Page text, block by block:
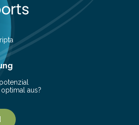
um das Zehn- bis
Exkurs zurück in die Schulzeit:
beschreibt, wie viel Energie in
benötigt wird. Sie steht
aus?